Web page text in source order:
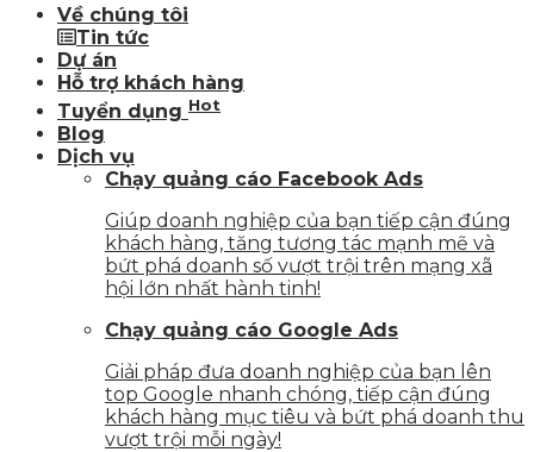
Về chúng tôi
Tin tức
Dự án
Hỗ trợ khách hàng
Tuyển dụng Hot
Blog
Dịch vụ
Chạy quảng cáo Facebook Ads
Giúp doanh nghiệp của bạn tiếp cận đúng
khách hàng, tăng tương tác mạnh mẽ và
bứt phá doanh số vượt trội trên mạng xã
hội lớn nhất hành tinh!
Chạy quảng cáo Google Ads
Giải pháp đưa doanh nghiệp của bạn lên
top Google nhanh chóng, tiếp cận đúng
khách hàng mục tiêu và bứt phá doanh thu
vượt trội mỗi ngày!